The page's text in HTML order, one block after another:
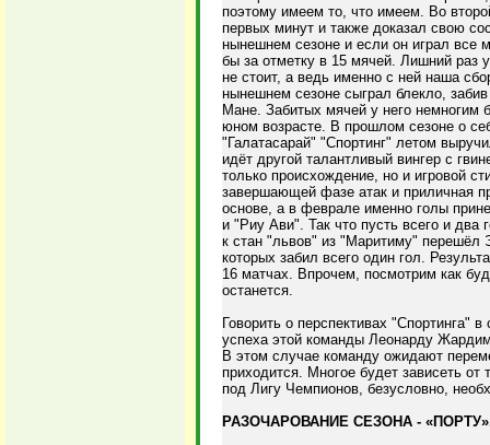
поэтому имеем то, что имеем. Во
первых минут и также доказал свою
нынешнем сезоне и если он играл все
бы за отметку в 15 мячей. Лишний раз
не стоит, а ведь именно с ней наша
нынешнем сезоне сыграл блекло,
Мане. Забитых мячей у него немногим
юном возрасте. В прошлом сезоне о
"Галатасарай" "Спортинг" летом
идёт другой талантливый вингер с
только происхождение, но и игровой
завершающей фазе атак и приличная
основе, а в феврале именно голы
и "Риу Ави". Так что пусть всего и два
к стан "львов" из "Маритиму" перешёл
которых забил всего один гол.
16 матчах. Впрочем, посмотрим как
останется.
Говорить о перспективах "Спортинга"
успеха этой команды Леонарду
В этом случае команду ожидают
приходится. Многое будет зависеть от
под Лигу Чемпионов, безусловно,
РАЗОЧАРОВАНИЕ СЕЗОНА -